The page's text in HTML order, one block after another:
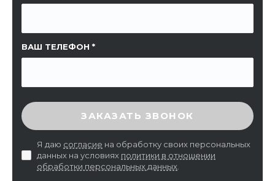
ВАШ ТЕЛЕФОН
ВВЕДИТЕ ПРОВЕРОЧНЫЙ КОД
ЗАКАЗАТЬ ЗВОНОК
Я даю согласие на обработку своих персональных
данных на условиях политики в отношении
обработки персональных данных